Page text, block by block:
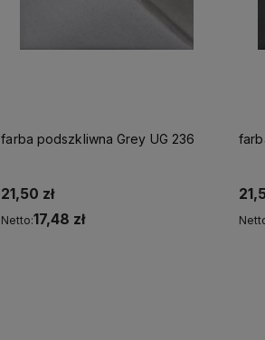
farba podszkliwna Grey UG 236
21,50 zł
Netto:17,48 zł